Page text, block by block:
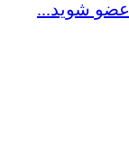
عضو شوید...